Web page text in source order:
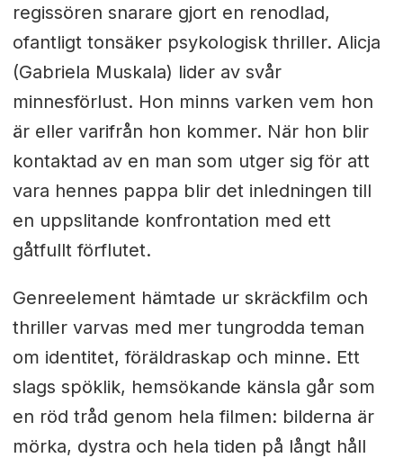
regissören snarare gjort en renodlad,
ofantligt tonsäker psykologisk thriller. Alicja
(Gabriela Muskala) lider av svår
minnesförlust. Hon minns varken vem hon
är eller varifrån hon kommer. När hon blir
kontaktad av en man som utger sig för att
vara hennes pappa blir det inledningen till
en uppslitande konfrontation med ett
gåtfullt förflutet.
Genreelement hämtade ur skräckfilm och
thriller varvas med mer tungrodda teman
om identitet, föräldraskap och minne. Ett
slags spöklik, hemsökande känsla går som
en röd tråd genom hela filmen: bilderna är
mörka, dystra och hela tiden på långt håll